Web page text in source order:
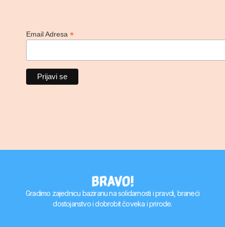
Email Adresa*
Gradimo zajednicu baziranu na solidarnosti i pravdi, braneći
dostojanstvo i dobrobit čoveka i prirode.